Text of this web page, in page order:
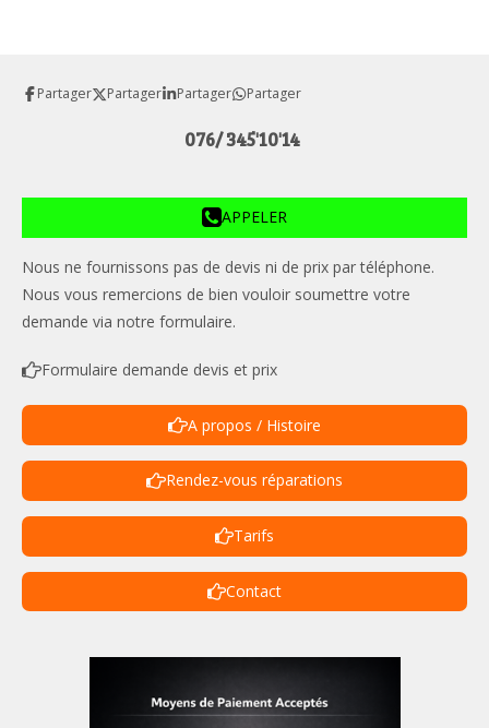
Partager Partager Partager Partager
076/ 345'10'14
APPELER
Nous ne fournissons pas de devis ni de prix par téléphone.
Nous vous remercions de bien vouloir soumettre votre
demande via notre formulaire.
Formulaire demande devis et prix
A propos / Histoire
Rendez-vous réparations
Tarifs
Contact